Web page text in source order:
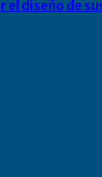
el diseño de